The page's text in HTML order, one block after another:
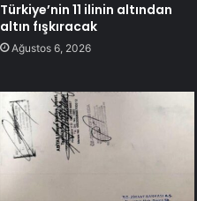
Türkiye’nin 11 ilinin altından
altın fışkıracak
Ağustos 6, 2026